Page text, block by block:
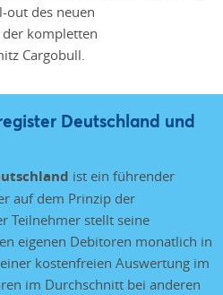
out des neuen
kompletten
Cargobull.
Deutschland und
ist ein führender
auf dem Prinzip der
Teilnehmer stellt seine
eigenen Debitoren monatlich in
kostenfreien Auswertung im
im Durchschnitt bei anderen